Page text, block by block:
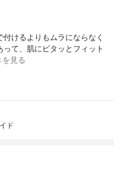
けるよりもムラにならなく
て、肌にピタッとフィット
を見る
ド